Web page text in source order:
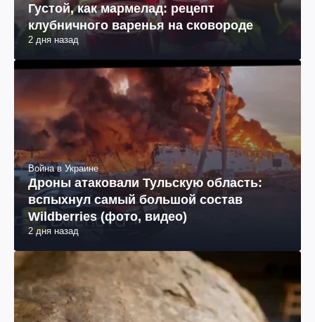
Густой, как мармелад: рецепт
клубничного варенья на сковороде
2 дня назад
Война в Украине
Дроны атаковали Тульскую область:
вспыхнул самый большой состав
Wildberries (фото, видео)
2 дня назад